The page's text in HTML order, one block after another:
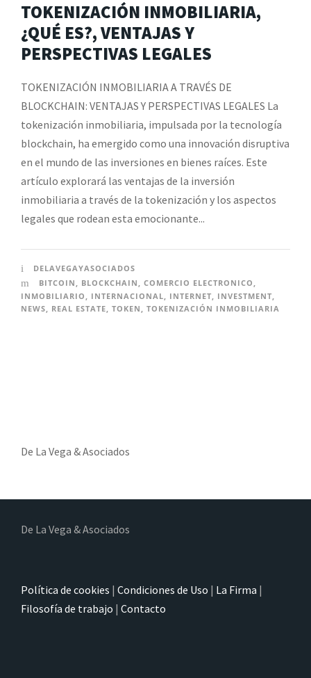
TOKENIZACIÓN INMOBILIARIA,
¿QUÉ ES?, VENTAJAS Y
PERSPECTIVAS LEGALES
TOKENIZACIÓN INMOBILIARIA A TRAVÉS DE
BLOCKCHAIN: VENTAJAS Y PERSPECTIVAS LEGALES La
tokenización inmobiliaria, impulsada por la tecnología
blockchain, ha emergido como una innovación disruptiva
en el mundo de las inversiones en bienes raíces. Este
artículo explorará las ventajas de la inversión
inmobiliaria a través de la tokenización y los aspectos
legales que rodean esta emocionante...
DELAVEGAYASOCIADOS
BITCOIN , BLOCKCHAIN , COMERCIO ELECTRONICO ,
INMOBILIARIO , INTERNACIONAL, INTERNET, INVESTMENT,
NEWS, REAL ESTATE, TOKEN , TOKENIZACIÓN INMOBILIARIA
De La Vega & Asociados
De La Vega & Asociados
Política de cookies | Condiciones de Uso | La Firma |
Filosofía de trabajo | Contacto